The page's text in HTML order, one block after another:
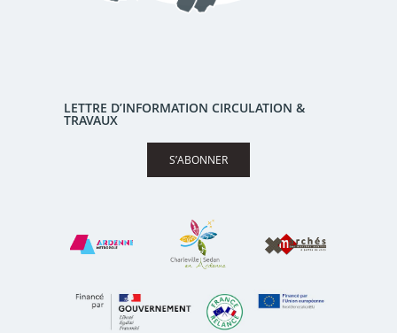
LETTRE D’INFORMATION CIRCULATION &
TRAVAUX
S’ABONNER